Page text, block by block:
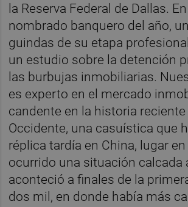
la Reserva Federal de Dallas.
nombrado banquero del año,
guindas de su etapa
un estudio sobre la detención
las burbujas inmobiliarias.
es experto en el mercado
candente en la historia reciente
Occidente, una casuística que
réplica tardía en China, lugar
ocurrido una situación calcada
aconteció a finales de la
dos mil, en donde había más